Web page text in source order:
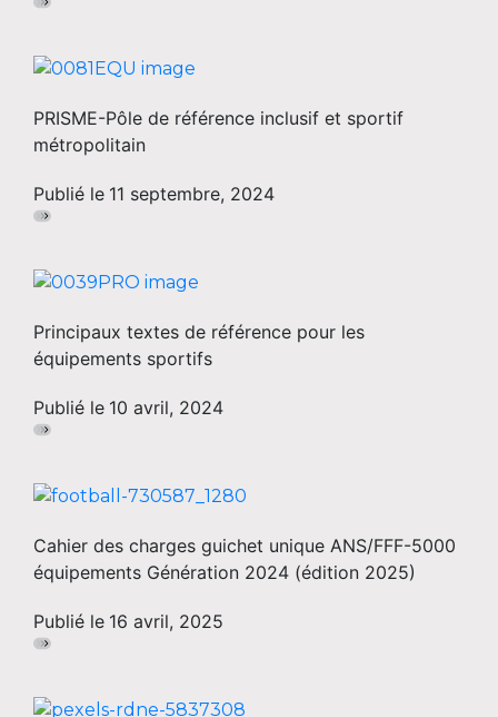
PRISME-Pôle de référence inclusif et sportif
métropolitain
Publié le 11 septembre, 2024
Principaux textes de référence pour les
équipements sportifs
Publié le 10 avril, 2024
Cahier des charges guichet unique ANS/FFF-5000
équipements Génération 2024 (édition 2025)
Publié le 16 avril, 2025